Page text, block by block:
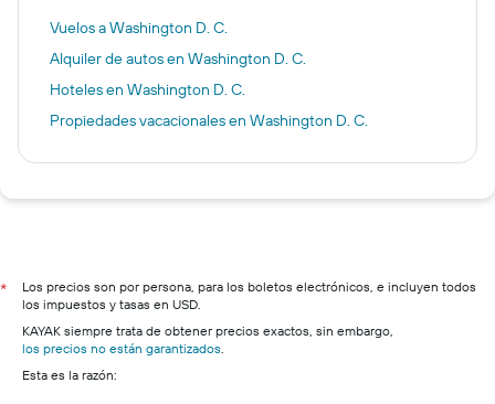
Vuelos a Washington D. C.
Alquiler de autos en Washington D. C.
Hoteles en Washington D. C.
Propiedades vacacionales en Washington D. C.
*
Los precios son por persona, para los boletos electrónicos, e incluyen todos
los impuestos y tasas en USD.
KAYAK siempre trata de obtener precios exactos, sin embargo,
los precios no están garantizados.
Esta es la razón: